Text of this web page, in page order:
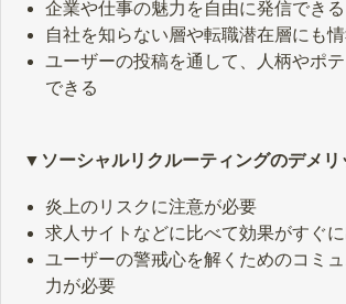
企業や仕事の魅力を自由に発信できる
自社を知らない層や転職潜在層にも
ユーザーの投稿を通して、人柄やポ
できる
▼ソーシャルリクルーティングのデメリ
炎上のリスクに注意が必要
求人サイトなどに比べて効果がすぐ
ユーザーの警戒心を解くためのコミ
力が必要